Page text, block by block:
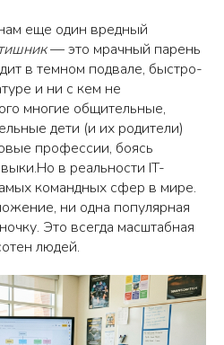
еще один вредный
— это мрачный парень
в темном подвале, быстро-
и ни с кем не
многие общительные,
дети (и их родители)
профессии, боясь
в реальности IT-
командных сфер в мире.
ни одна популярная
Это всегда масштабная
людей.